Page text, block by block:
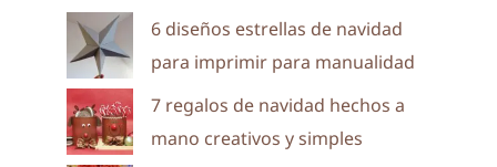
6 diseños estrellas de navidad
para imprimir para manualidad
7 regalos de navidad hechos a
mano creativos y simples